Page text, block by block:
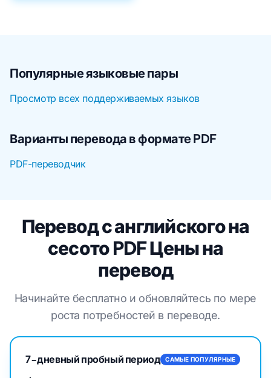
Популярные языковые пары
Просмотр всех поддерживаемых языков
Варианты перевода в формате PDF
PDF-переводчик
Перевод с английского на
сесото PDF Цены на
перевод
Начинайте бесплатно и обновляйтесь по мере
роста потребностей в переводе.
7-дневный пробный период САМЫЕ ПОПУЛЯРНЫЕ